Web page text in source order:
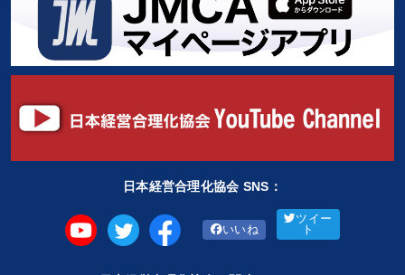
日本経営合理化協会 SNS：
いいね
ツイー
ト